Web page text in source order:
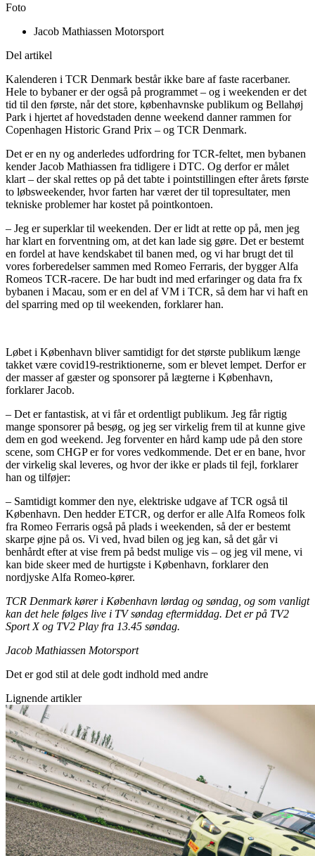
Foto
Jacob Mathiassen Motorsport
Del artikel
Kalenderen i TCR Denmark består ikke bare af faste racerbaner.
Hele to bybaner er der også på programmet – og i weekenden er det
tid til den første, når det store, københavnske publikum og Bellahøj
Park i hjertet af hovedstaden denne weekend danner rammen for
Copenhagen Historic Grand Prix – og TCR Denmark.
Det er en ny og anderledes udfordring for TCR-feltet, men bybanen
kender Jacob Mathiassen fra tidligere i DTC. Og derfor er målet
klart – der skal rettes op på det tabte i pointstillingen efter årets første
to løbsweekender, hvor farten har været der til topresultater, men
tekniske problemer har kostet på pointkontoen.
– Jeg er superklar til weekenden. Der er lidt at rette op på, men jeg
har klart en forventning om, at det kan lade sig gøre. Det er bestemt
en fordel at have kendskabet til banen med, og vi har brugt det til
vores forberedelser sammen med Romeo Ferraris, der bygger Alfa
Romeos TCR-racere. De har budt ind med erfaringer og data fra fx
bybanen i Macau, som er en del af VM i TCR, så dem har vi haft en
del sparring med op til weekenden, forklarer han.
Løbet i København bliver samtidigt for det største publikum længe
takket være covid19-restriktionerne, som er blevet lempet. Derfor er
der masser af gæster og sponsorer på lægterne i København,
forklarer Jacob.
– Det er fantastisk, at vi får et ordentligt publikum. Jeg får rigtig
mange sponsorer på besøg, og jeg ser virkelig frem til at kunne give
dem en god weekend. Jeg forventer en hård kamp ude på den store
scene, som CHGP er for vores vedkommende. Det er en bane, hvor
der virkelig skal leveres, og hvor der ikke er plads til fejl, forklarer
han og tilføjer:
– Samtidigt kommer den nye, elektriske udgave af TCR også til
København. Den hedder ETCR, og derfor er alle Alfa Romeos folk
fra Romeo Ferraris også på plads i weekenden, så der er bestemt
skarpe øjne på os. Vi ved, hvad bilen og jeg kan, så det går vi
benhårdt efter at vise frem på bedst mulige vis – og jeg vil mene, vi
kan bide skeer med de hurtigste i København, forklarer den
nordjyske Alfa Romeo-kører.
TCR Denmark kører i København lørdag og søndag, og som vanligt
kan det hele følges live i TV søndag eftermiddag. Det er på TV2
Sport X og TV2 Play fra 13.45 søndag.
Jacob Mathiassen Motorsport
Det er god stil at dele godt indhold med andre
Lignende artikler